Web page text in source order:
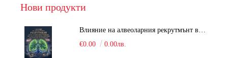
Нови продукти
Влияние на алвеоларния рекрутмънт върху белодробната функция при робот-асистирана хирургия в положение Тренделенбург
€0.00
0.00лв.